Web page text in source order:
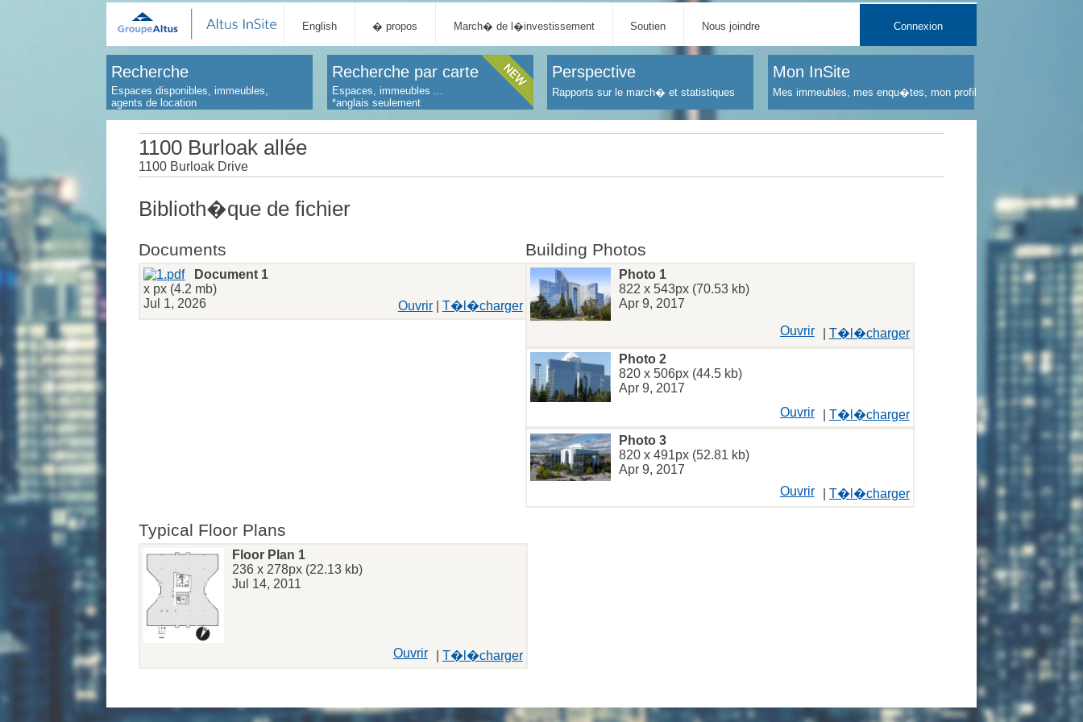
English � propos March� de l�investissement Soutien Nous joindre Connexion
Recherche
Espaces disponibles, immeubles,
agents de location
Recherche par carte
Espaces, immeubles ...
*anglais seulement
Perspective
Rapports sur le march� et statistiques
Mon InSite
Mes immeubles, mes enqu�tes, mon profil
1100 Burloak allée
1100 Burloak Drive
Biblioth�que de fichier
Documents
Document 1
x px (4.2 mb)
Jul 1, 2026
Ouvrir| T�l�charger
Building Photos
Photo 1
822 x 543px (70.53 kb)
Apr 9, 2017
Ouvrir
T�l�charger
Photo 2
820 x 506px (44.5 kb)
Apr 9, 2017
Ouvrir
T�l�charger
Photo 3
820 x 491px (52.81 kb)
Apr 9, 2017
Ouvrir
T�l�charger
Typical Floor Plans
Floor Plan 1
236 x 278px (22.13 kb)
Jul 14, 2011
Ouvrir T�l�charger